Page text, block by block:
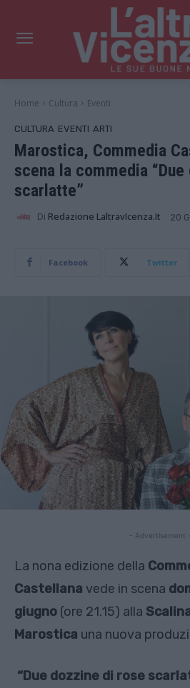
Home Cultura Eventi
CULTURA EVENTI ARTI
Marostica, Commedia
scena la commedia
scarlatte”
Di Redazione LaltravIcenza.it 20
Facebook Twitter
- Advertisement -
La nona edizione della
Castellana vede in scena
giugno (ore 21.15) alla
Marostica una nuova
“Due dozzine di rose